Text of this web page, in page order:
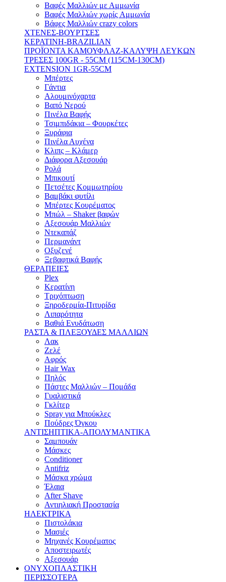
Βαφές Μαλλιών με Αμμωνία
Βαφές Μαλλιών χωρίς Aμμωνία
Βάφες Μαλλιών crazy colors
ΧΤΕΝΕΣ-ΒΟΥΡΤΣΕΣ
ΚΕΡΑΤΙΝΗ-BRAZILIAN
ΠΡΟΪΟΝΤΑ ΚΑΜΟΥΦΛΑΖ-ΚΑΛΥΨΗ ΛΕΥΚΩΝ
ΤΡΕΣΕΣ 100GR - 55CM (115CM-130CM)
EXTENSION 1GR-55CM
Μπέρτες
Γάντια
Αλουμινόχαρτα
Βαπό Νερού
Πινέλα Βαφής
Τσιμπιδάκια – Φουρκέτες
Ξυράφια
Πινέλα Αυχένα
Κλιπς – Κλάμερ
Διάφορα Αξεσουάρ
Ρολά
Μπικουτί
Πετσέτες Κομμωτηρίου
Βαμβάκι φυτίλι
Μπέρτες Κουρέματος
Μπώλ – Shaker βαφών
Αξεσουάρ Μαλλιών
Ντεκαπάζ
Περμανάντ
Οξυζενέ
Ξεβαφτικά Βαφής
ΘΕΡΑΠΕΙΕΣ
Plex
Κερατίνη
Τριχόπτωση
Ξηροδερμία-Πιτυρίδα
Λιπαρότητα
Βαθιά Ενυδάτωση
ΡΑΣΤΑ & ΠΛΕΞΟΥΔΕΣ ΜΑΛΛΙΩΝ
Λακ
Ζελέ
Αφρός
Hair Wax
Πηλός
Πάστες Μαλλιών – Πομάδα
Γυαλιστικά
Γκλίτερ
Spray για Μπούκλες
Πούδρες Όγκου
ΑΝΤΙΣΗΠΤΙΚΑ-ΑΠΟΛΥΜΑΝΤΙΚΑ
Σαμπουάν
Μάσκες
Conditioner
Antifriz
Μάσκα χρώμα
Έλαια
After Shave
Αντιηλιακή Προστασία
ΗΛΕΚΤΡΙΚΑ
Πιστολάκια
Μασιές
Μηχανές Κουρέματος
Αποστειρωτές
Αξεσουάρ
ΟΝΥΧΟΠΛΑΣΤΙΚΗ
ΠΕΡΙΣΣΟΤΕΡΑ